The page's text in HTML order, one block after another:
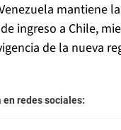
mantiene
ingreso a Chile,
de la nueva
redes sociales: